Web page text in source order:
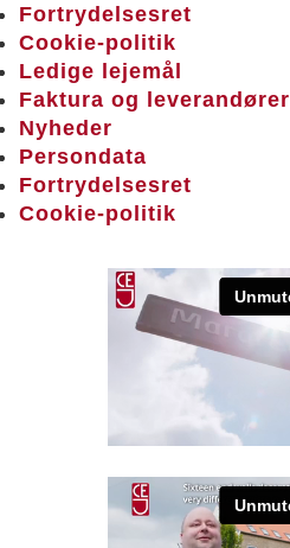
Fortrydelsesret
Cookie-politik
Ledige lejemål
Faktura og leverandører
Nyheder
Persondata
Fortrydelsesret
Cookie-politik